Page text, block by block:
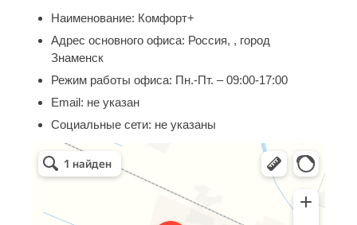
Наименование: Комфорт+
Адрес основного офиса: Россия, , город
Знаменск
Режим работы офиса: Пн.-Пт. – 09:00-17:00
Email: не указан
Социальные сети: не указаны